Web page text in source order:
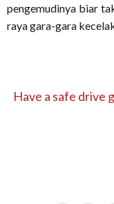
pengemudinya biar
raya gara-gara
Have a safe drive